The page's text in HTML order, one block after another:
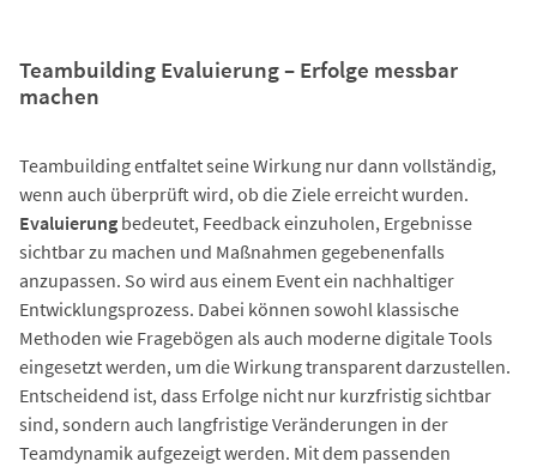
Teambuilding Evaluierung – Erfolge messbar
machen
Teambuilding entfaltet seine Wirkung nur dann vollständig,
wenn auch überprüft wird, ob die Ziele erreicht wurden.
Evaluierung bedeutet, Feedback einzuholen, Ergebnisse
sichtbar zu machen und Maßnahmen gegebenenfalls
anzupassen. So wird aus einem Event ein nachhaltiger
Entwicklungsprozess. Dabei können sowohl klassische
Methoden wie Fragebögen als auch moderne digitale Tools
eingesetzt werden, um die Wirkung transparent darzustellen.
Entscheidend ist, dass Erfolge nicht nur kurzfristig sichtbar
sind, sondern auch langfristige Veränderungen in der
Teamdynamik aufgezeigt werden. Mit dem passenden